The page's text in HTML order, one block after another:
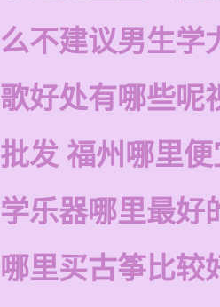
不建议男生学
好处有哪些呢
发 福州哪里
乐器哪里最好
里买古筝比较